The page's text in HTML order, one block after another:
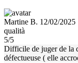
Martine B. 12/02/2025
qualità
5/5
Difficile de juger de la
défectueuse ( elle